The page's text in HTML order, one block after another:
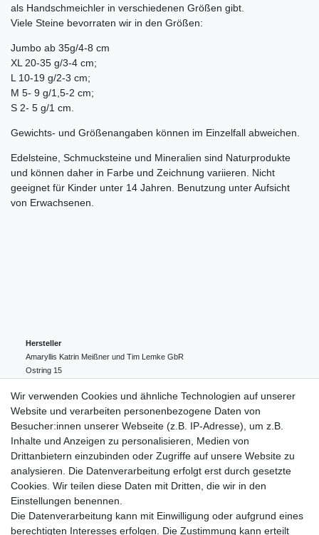
als Handschmeichler in verschiedenen Größen gibt.
Viele Steine bevorraten wir in den Größen:
Jumbo ab 35g/4-8 cm
XL 20-35 g/3-4 cm;
L 10-19 g/2-3 cm;
M 5- 9 g/1,5-2 cm;
S 2- 5 g/1 cm.
Gewichts- und Größenangaben können im Einzelfall abweichen.
Edelsteine, Schmucksteine und Mineralien sind Naturprodukte
und können daher in Farbe und Zeichnung variieren. Nicht
geeignet für Kinder unter 14 Jahren. Benutzung unter Aufsicht
von Erwachsenen.
Hersteller
Amaryllis Katrin Meißner und Tim Lemke GbR
Ostring 15
004943548099856
amaryllis-eckernfoerde@t-online.de
EU-Verantwortlicher
Amaryllis Katrin Meißner und Tim Lemke GbR
Ostring
15
004943548099856
amaryllis-eckernfoerde@t-online.de
Wir verwenden Cookies und ähnliche Technologien auf unserer
Website und verarbeiten personenbezogene Daten von
Besucher:innen unserer Webseite (z.B. IP-Adresse), um z.B.
Inhalte und Anzeigen zu personalisieren, Medien von
Drittanbietern einzubinden oder Zugriffe auf unsere Website zu
analysieren. Die Datenverarbeitung erfolgt erst durch gesetzte
Cookies. Wir teilen diese Daten mit Dritten, die wir in den
Einstellungen benennen.
Die Datenverarbeitung kann mit Einwilligung oder aufgrund eines
berechtigten Interesses erfolgen. Die Zustimmung kann erteilt